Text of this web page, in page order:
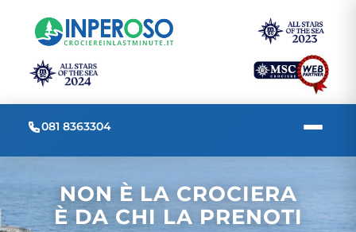
081 8363304
NON È LA CROCIERA
È DA CHI LA PRENOTI